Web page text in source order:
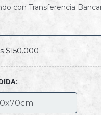
con Transferencia
$150.000